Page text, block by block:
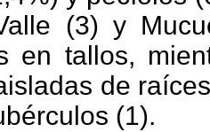
(3) y
en tallos,
de
(1).